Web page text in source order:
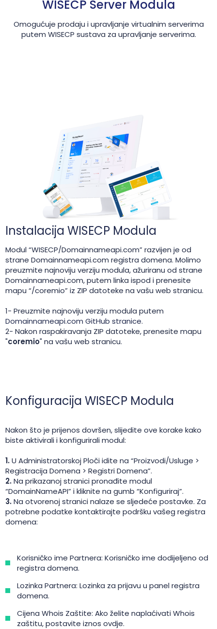
WISECP Server Modula
Omogućuje prodaju i upravljanje virtualnim serverima
putem WISECP sustava za upravljanje serverima.
Instalacija WISECP Modula
Modul “WISECP/Domainnameapi.com” razvijen je od
strane Domainnameapi.com registra domena. Molimo
preuzmite najnoviju verziju modula, ažuriranu od strane
Domainnameapi.com, putem linka ispod i prenesite
mapu “/coremio” iz ZIP datoteke na vašu web stranicu.
1- Preuzmite najnoviju verziju modula putem
Domainnameapi.com GitHub stranice.
2- Nakon raspakiravanja ZIP datoteke, prenesite mapu
"coremio" na vašu web stranicu.
Konfiguracija WISECP Modula
Nakon što je prijenos dovršen, slijedite ove korake kako
biste aktivirali i konfigurirali modul:
1.U Administratorskoj Ploči idite na “Proizvodi/Usluge >
Registracija Domena > Registri Domena”.
2.Na prikazanoj stranici pronađite modul
“DomainNameAPI” i kliknite na gumb “Konfiguriraj”.
3.Na otvorenoj stranici nalaze se sljedeće postavke. Za
potrebne podatke kontaktirajte podršku vašeg registra
domena:
Korisničko ime Partnera: Korisničko ime dodijeljeno od
registra domena.
Lozinka Partnera: Lozinka za prijavu u panel registra
domena.
Cijena Whois Zaštite: Ako želite naplaćivati Whois
zaštitu, postavite iznos ovdje.